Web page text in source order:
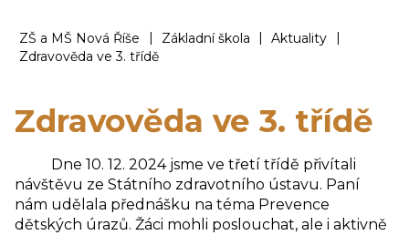
ZŠ a MŠ Nová Říše | Základní škola | Aktuality
|
Zdravověda ve 3. třídě
Zdravověda ve 3. třídě
Dne 10. 12. 2024 jsme ve třetí třídě přivítali
návštěvu ze Státního zdravotního ústavu. Paní
nám udělala přednášku na téma Prevence
dětských úrazů. Žáci mohli poslouchat, ale i aktivně